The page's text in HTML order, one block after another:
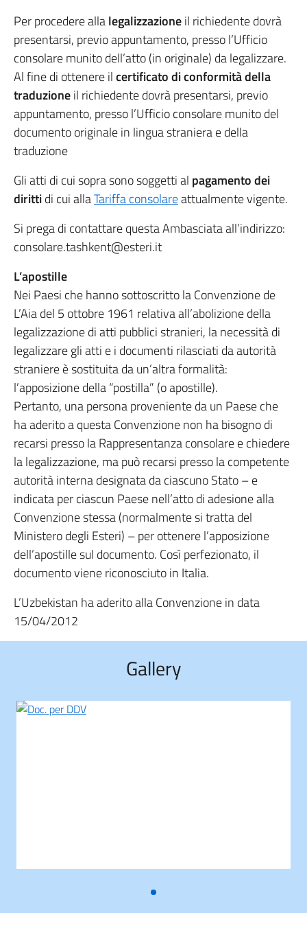
Per procedere allalegalizzazioneil richiedente dovrà
presentarsi, previo appuntamento, presso l’Ufficio
consolare munito dell’atto (in originale) da legalizzare.
Al fine di ottenere ilcertificato di conformità della
traduzioneil richiedente dovrà presentarsi, previo
appuntamento, presso l’Ufficio consolare munito del
documento originale in lingua straniera e della
traduzione
Gli atti di cui sopra sono soggetti al pagamento dei
dirittidi cui allaTariffa consolareattualmente vigente.
Si prega di contattare questa Ambasciata all’indirizzo:
consolare.tashkent@esteri.it
L’apostille
Nei Paesi che hanno sottoscritto la Convenzione de
L’Aia del 5 ottobre 1961 relativa all’abolizione della
legalizzazione di atti pubblici stranieri, la necessità di
legalizzare gli atti e i documenti rilasciati da autorità
straniere è sostituita da un’altra formalità:
l’apposizione della “postilla” (o apostille).
Pertanto, una persona proveniente da un Paese che
ha aderito a questa Convenzione non ha bisogno di
recarsi presso la Rappresentanza consolare e chiedere
la legalizzazione, ma può recarsi presso la competente
autorità interna designata da ciascuno Stato – e
indicata per ciascun Paese nell’atto di adesione alla
Convenzione stessa (normalmente si tratta del
Ministero degli Esteri) – per ottenere l’apposizione
dell’apostille sul documento. Così perfezionato, il
documento viene riconosciuto in Italia.
L’Uzbekistan ha aderito alla Convenzione in data
15/04/2012
Gallery